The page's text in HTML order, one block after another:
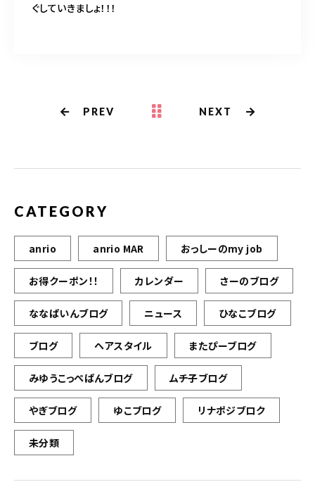
ぐしていきましょ！！！
PREV NEXT
CATEGORY
anrio anrio MAR おっしーのmy job
お得クーポン！！ カレンダー さーのブログ
ななぱいんブログ ニュース ひなこブログ
ブログ ヘアスタイル またぴーブログ
みゆうこっぺぱんブログ ムチ子ブログ
やぎブログ ゆこブログ リナポジブロク
未分類